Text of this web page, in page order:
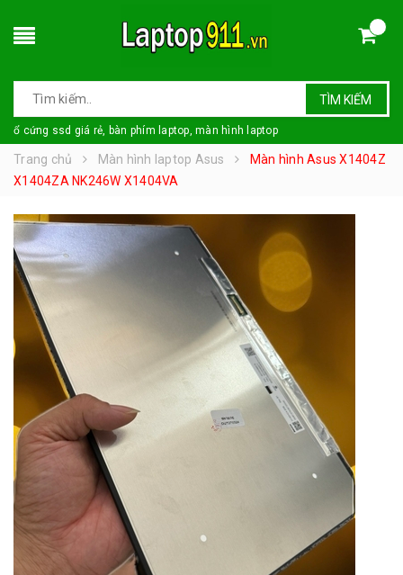
TÌM KIẾM
ổ cứng ssd giá rẻ, bàn phím laptop, màn hình laptop
Trang chủ Màn hình laptop Asus
Màn hình Asus X1404Z
X1404ZA NK246W X1404VA